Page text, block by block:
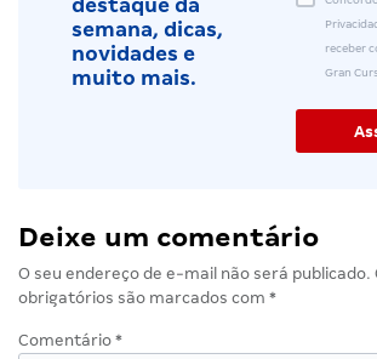
destaque da
semana, dicas,
novidades e
muito mais.
receber
Gran
Deixe um comentário
O seu endereço de e-mail não será publicado.
obrigatórios são marcados com *
Comentário *